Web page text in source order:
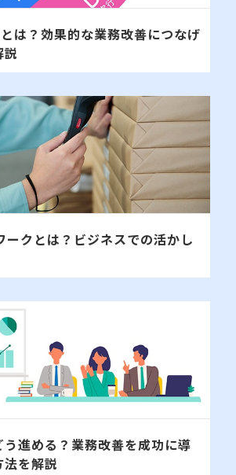
は？効果的な業務改善につなげ
説
ークとは？ビジネスでの活かし
進める？業務改善を成功に導
法を解説